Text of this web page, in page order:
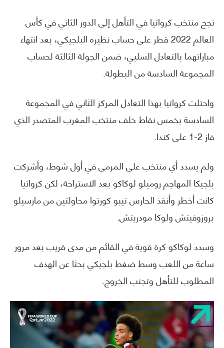
نجح منتخب كرواتيا في التأهل إلى الدور الثاني في كأس
العالم 2022 قطر على حساب نظيره البلجيكي، بعد انتهاء
مباراتهما بالتعادل السلبي، ضمن الجولة الثالثة لحساب
المجموعة السادسة من البطولة.
واحتلت كرواتيا بهذا التعادل المركز الثاني في المجموعة
السادسة بخمس نقاط خلف منتخب المغرب المتصدر الذي
فاز 2-1 على كندا.
ولم يسدد أي منتخب على المرمى في أول شوط، وأشركت
بلجيكا المهاجم روميلو لوكاكو بعد الاستراحة، لكن كرواتيا
كانت أخطر وأنقذ الحارس تيبو كورتوا محاولتين من مارسيلو
بروزوفيتش ولوكا مودريتش.
وسدد لوكاكو كرة قوية في القائم من مدى قريب بعد مرور
ساعة من اللعب وسط ضغط بلجيكي بحثا عن الهدف
المطلوب للتأهل وتجنب الخروج.